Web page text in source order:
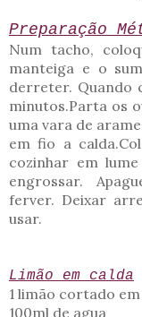
Preparação
Num tacho,
manteiga e o
derreter. Quando
minutos.Parta os
uma vara de
em fio a calda.
cozinhar em
engrossar.
ferver. Deixar
usar.
Limão em calda
1 limão cortado
100ml de agua